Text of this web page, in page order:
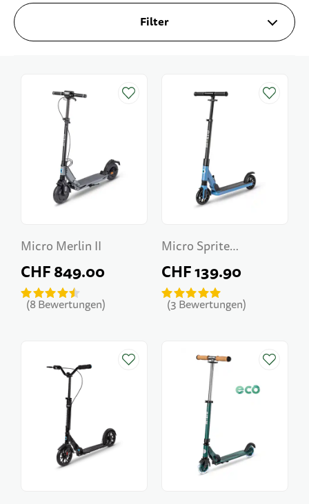
Filter
Micro Merlin II
CHF 849.00
8 Bewertungen
Micro Sprite
Suspension
CHF 139.90
3 Bewertungen